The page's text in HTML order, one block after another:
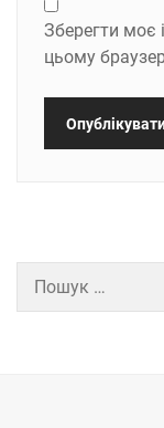
Зберегти моє
цьому